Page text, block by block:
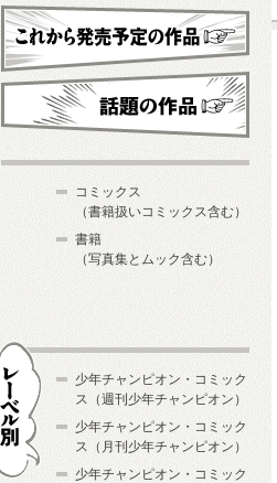
新刊・近刊
これから発売予定
コミックス
（書籍扱いコミックス含む）
書籍
（写真集とムック含む）
少年チャンピオン・コミック
ス（週刊少年チャンピオン）
少年チャンピオン・コミック
ス（月刊少年チャンピオン）
少年チャンピオン・コミック